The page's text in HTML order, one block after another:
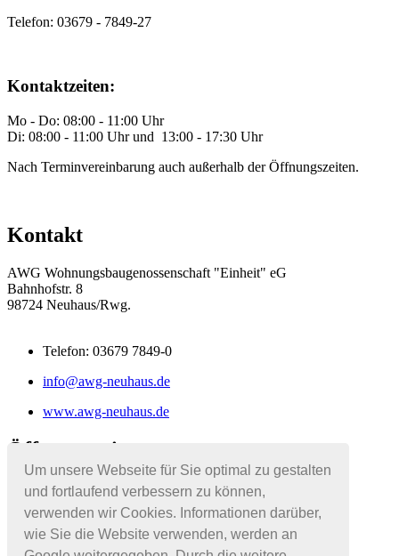
Um unsere Webseite für Sie optimal zu gestalten
und fortlaufend verbessern zu können,
verwenden wir Cookies. Informationen darüber,
wie Sie die Website verwenden, werden an
Telefon: 03679 - 7849-27
Kontaktzeiten:
Mo - Do: 08:00 - 11:00 Uhr
Di: 08:00 - 11:00 Uhr und 13:00 - 17:30 Uhr
Nach Terminvereinbarung auch außerhalb der Öffnungszeiten.
Kontakt
AWG Wohnungsbaugenossenschaft "Einheit" eG
Bahnhofstr. 8
98724 Neuhaus/Rwg.
Telefon: 03679 7849-0
info@awg-neuhaus.de
www.awg-neuhaus.de
Öffnungszeiten
Montag - Donnerstag: 08:00 - 11:00 Uhr
13:00 - 17:30 Uhr